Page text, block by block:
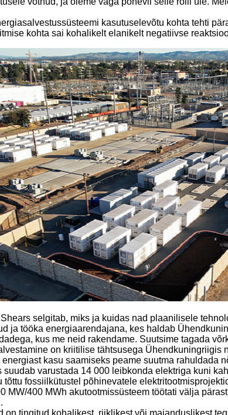
kasutuselevõtu kohta tehti
kohta sai kohalikelt elanikelt negatiivse
selgitab, miks ja kuidas nad plaanilisele
ja tööka energiaarendajana, kes haldab
kus me neid rakendame. Suutsime tagada
on kriitilise tähtsusega
kasu saamiseks peame suutma
varustada 14 000 leibkonda elektriga kuni
tõttu fossiilkütustel põhinevatele
MW/400 MWh akutootmissüsteem töötati välja
on tingitud kohalikest, riiklikest või majanduslikest